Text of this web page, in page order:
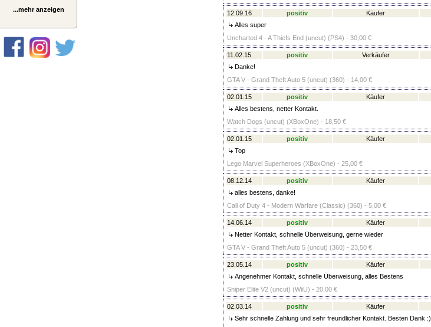
...mehr anzeigen 12.09.16 positiv Käufer
Alles super
Uncharted 4 - A Thiefs End (uncut) (PS4) - 30,00 €
11.02.15 positiv Verkäufer
Danke!
GTA V - Grand Theft Auto 5 (uncut) (360) - 14,00 €
02.01.15 positiv Käufer
Alles bestens, netter Kontakt.
Watch Dogs (uncut) (XBoxOne) - 18,50 €
02.01.15 positiv Käufer
Top
Lego Marvel Superheroes (XBoxOne) - 25,00 €
08.12.14 positiv Käufer
alles bestens, danke!
Call of Duty 4 - Modern Warfare (Classic) (360) - 5,00 €
14.06.14 positiv Käufer
Netter Kontakt, schnelle Überweisung, gerne wieder
GTA V - Grand Theft Auto 5 (uncut) (360) - 23,50 €
23.05.14 positiv Käufer
Angenehmer Kontakt, schnelle Überweisung, alles Bestens
Sniper Elite V2 (uncut) (WiiU) - 20,00 €
02.03.14 positiv Käufer
Sehr schnelle Zahlung und sehr freundlicher Kontakt. Besten Dank :)